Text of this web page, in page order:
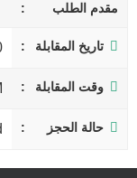
مقدم الطلب
تاريخ المقابلة
وقت المقابلة
حالة الحجز